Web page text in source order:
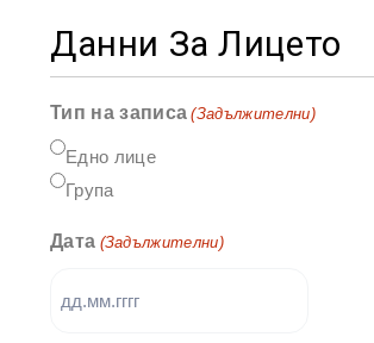
Данни За Лицето
Тип на записа (Задължителни)
Едно лице
Група
Дата (Задължителни)